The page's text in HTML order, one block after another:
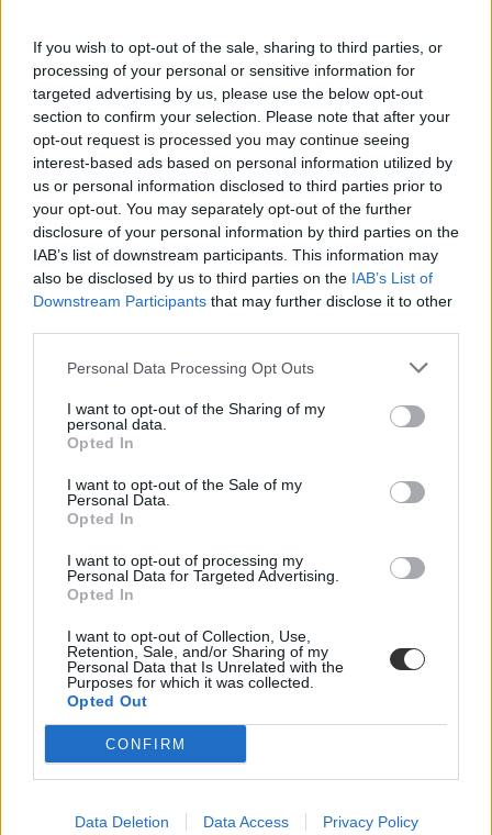
If you wish to opt-out of the sale, sharing to third parties, or
processing of your personal or sensitive information for
targeted advertising by us, please use the below opt-out
section to confirm your selection. Please note that after your
opt-out request is processed you may continue seeing
interest-based ads based on personal information utilized by
us or personal information disclosed to third parties prior to
your opt-out. You may separately opt-out of the further
disclosure of your personal information by third parties on the
IAB’s list of downstream participants. This information may
also be disclosed by us to third parties on the IAB’s List of
Downstream Participants that may further disclose it to other
Personal Data Processing Opt Outs
I want to opt-out of the Sharing of my
personal data.
Opted In
I want to opt-out of the Sale of my
Personal Data.
Opted In
I want to opt-out of processing my
Personal Data for Targeted Advertising.
Opted In
I want to opt-out of Collection, Use,
Retention, Sale, and/or Sharing of my
Personal Data that Is Unrelated with the
Purposes for which it was collected.
Opted Out
CONFIRM
Data Deletion Data Access Privacy Policy
pedagógussztrájk
tanári sztrájk
polgári engedetlenség
Jocó bácsi
sztrájkrendelet
március 16 sztrájk
polgári engedetlenség iskola